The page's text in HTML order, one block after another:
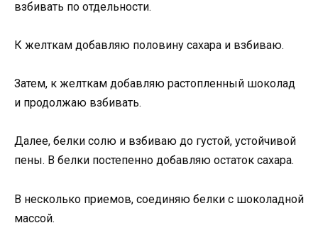
взбивать по отдельности.
К желткам добавляю половину сахара и взбиваю.
Затем, к желткам добавляю растопленный шоколад
и продолжаю взбивать.
Далее, белки солю и взбиваю до густой, устойчивой
пены. В белки постепенно добавляю остаток сахара.
В несколько приемов, соединяю белки с шоколадной
массой.